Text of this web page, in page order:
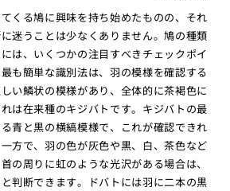
くる鳩に興味を持ち始めたものの、それ
迷うことは少なくありません。鳩の種類
は、いくつかの注目すべきチェックポイ
も簡単な識別法は、羽の模様を確認する
い鱗状の模様があり、全体的に茶褐色に
は在来種のキジバトです。キジバトの最
青と黒の横縞模様で、これが確認できれ
方で、羽の色が灰色や黒、白、茶色など
の周りに虹のような光沢がある場合は、
判断できます。ドバトには羽に二本の黒